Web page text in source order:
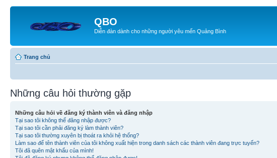
QBO
Diễn đàn dành cho những người yêu mến Quảng Bình
Trang chủ
Những câu hỏi thường gặp
Những câu hỏi về đăng ký thành viên và đăng nhập
Tại sao tôi không thể đăng nhập được?
Tại sao tôi cần phải đăng ký làm thành viên?
Tại sao tôi thường xuyên bị thoát ra khỏi hệ thống?
Làm sao để tên thành viên của tôi không xuất hiện trong danh sách các thành viên đang trực tuyến?
Tôi đã quên mật khẩu của mình!